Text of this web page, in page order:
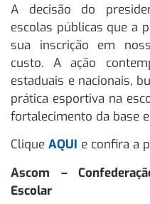
A decisão do
escolas públicas que a
sua inscrição em
custo. A ação
estaduais e nacionais,
prática esportiva na
fortalecimento da base
Clique AQUI e confira a
Ascom –
Escolar